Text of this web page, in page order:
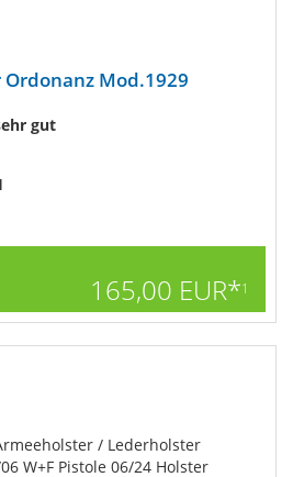
Ordonanz Mod.1929
gut
165,00 EUR*1